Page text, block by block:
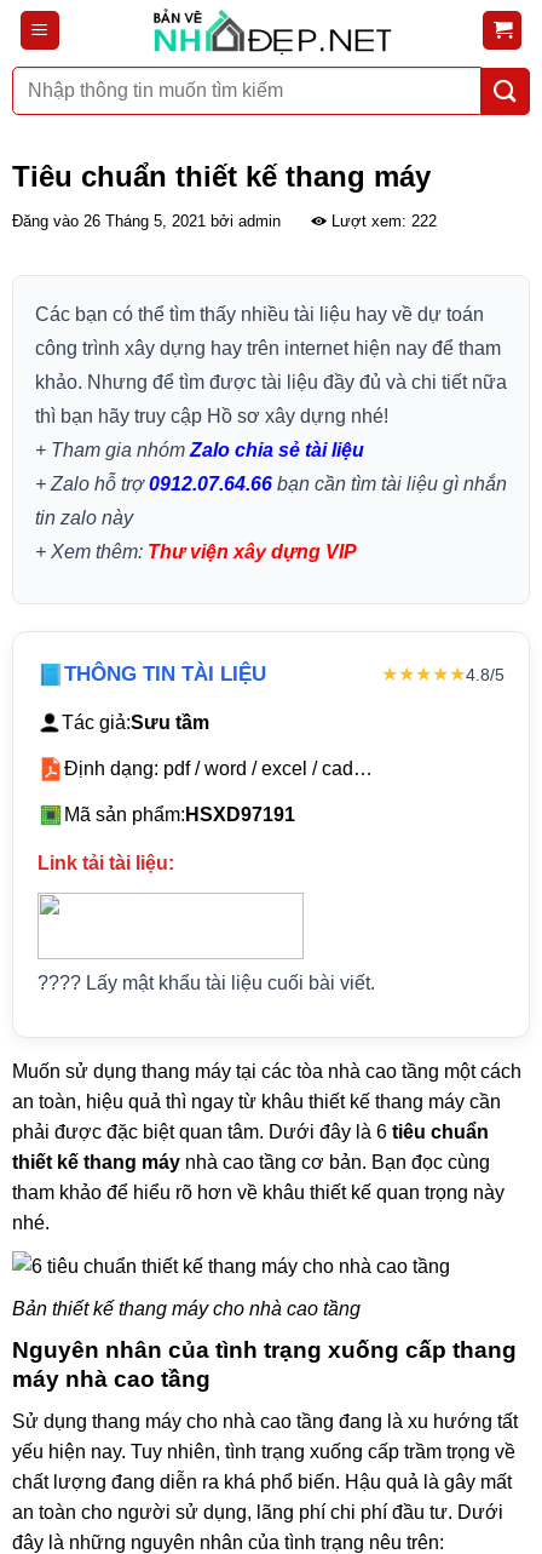
Bỏ
qua
nộiTìm
kiếm:
Tiêu chuẩn thiết kế thang máy
Đăng vào 26 Tháng 5, 2021 bởi admin Lượt xem: 222
Các bạn có thể tìm thấy nhiều tài liệu hay về dự toán
công trình xây dựng hay trên internet hiện nay để tham
khảo. Nhưng để tìm được tài liệu đầy đủ và chi tiết nữa
thì bạn hãy truy cập Hồ sơ xây dựng nhé!
+ Tham gia nhóm Zalo chia sẻ tài liệu
+ Zalo hỗ trợ0912.07.64.66bạn cần tìm tài liệu gì nhắn
tin zalo này
+ Xem thêm: Thư viện xây dựng VIP
THÔNG TIN TÀI LIỆU ★★★★★4.8/5
Tác giả:Sưu tầm
Định dạng: pdf / word / excel / cad…
Mã sản phẩm: HSXD97191
Link tải tài liệu:
???? Lấy mật khẩu tài liệu cuối bài viết.
Muốn sử dụng thang máy tại các tòa nhà cao tầng một cách
an toàn, hiệu quả thì ngay từ khâu thiết kế thang máy cần
phải được đặc biệt quan tâm. Dưới đây là 6 tiêu chuẩn
thiết kế thang máynhà cao tầng cơ bản. Bạn đọc cùng
tham khảo để hiểu rõ hơn về khâu thiết kế quan trọng này
nhé.
Bản thiết kế thang máy cho nhà cao tầng
Nguyên nhân của tình trạng xuống cấp thang
máy nhà cao tầng
Sử dụng thang máy cho nhà cao tầng đang là xu hướng tất
yếu hiện nay. Tuy nhiên, tình trạng xuống cấp trầm trọng về
chất lượng đang diễn ra khá phổ biến. Hậu quả là gây mất
an toàn cho người sử dụng, lãng phí chi phí đầu tư. Dưới
đây là những nguyên nhân của tình trạng nêu trên: